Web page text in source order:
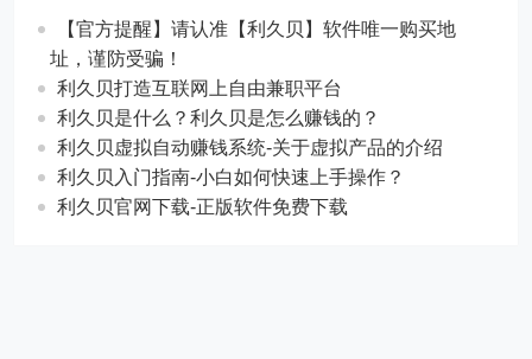
【官方提醒】请认准【利久贝】软件唯一购买地
址，谨防受骗！
利久贝打造互联网上自由兼职平台
利久贝是什么？利久贝是怎么赚钱的？
利久贝虚拟自动赚钱系统-关于虚拟产品的介绍
利久贝入门指南-小白如何快速上手操作？
利久贝官网下载-正版软件免费下载